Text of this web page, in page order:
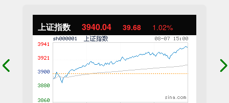
上证指数 3940.04 39.68 1.02%